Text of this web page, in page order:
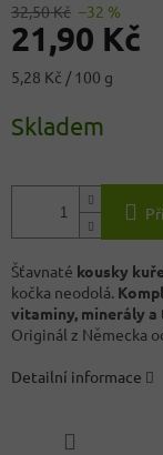
32,50 Kč –32 %
21,90 Kč
Měrná
5,28 Kč / 100 g
Skladem
Šťavnaté kousky
kočka neodolá.
vitaminy, minerály a
Originál z Německa
Detailní informace